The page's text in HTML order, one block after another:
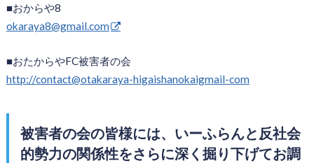
■おからや8
okaraya8@gmail.com
■おたからやFC被害者の会
http://contact@otakaraya-higaishanokaigmail-com
被害者の会の皆様には、いーふらんと反社会
的勢力の関係性をさらに深く掘り下げてお調